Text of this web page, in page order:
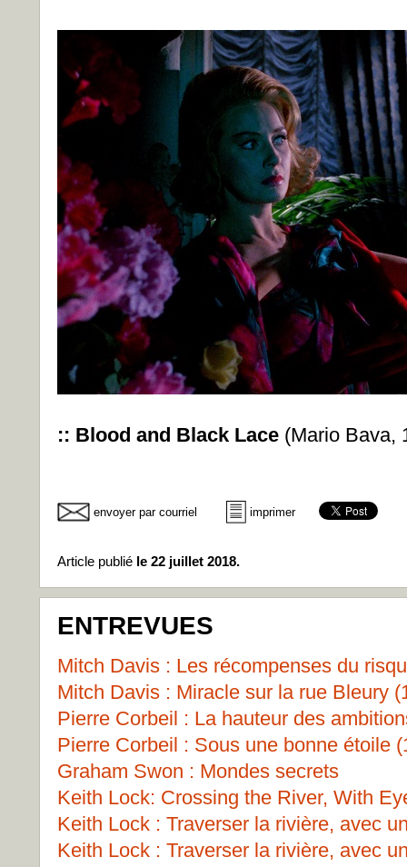
:: Blood and Black Lace (Mario Bava,
envoyer par courriel imprimer
Article publié le 22 juillet 2018.
ENTREVUES
Mitch Davis : Les récompenses du
Mitch Davis : Miracle sur la rue Bleury
Pierre Corbeil : La hauteur des
Pierre Corbeil : Sous une bonne étoile
Graham Swon : Mondes secrets
Keith Lock: Crossing the River, With
Keith Lock : Traverser la rivière, avec
Keith Lock : Traverser la rivière, avec